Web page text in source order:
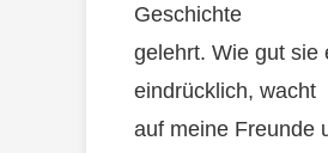
Geschichte
gelehrt. Wie gut sie
eindrücklich, wacht
auf meine Freunde